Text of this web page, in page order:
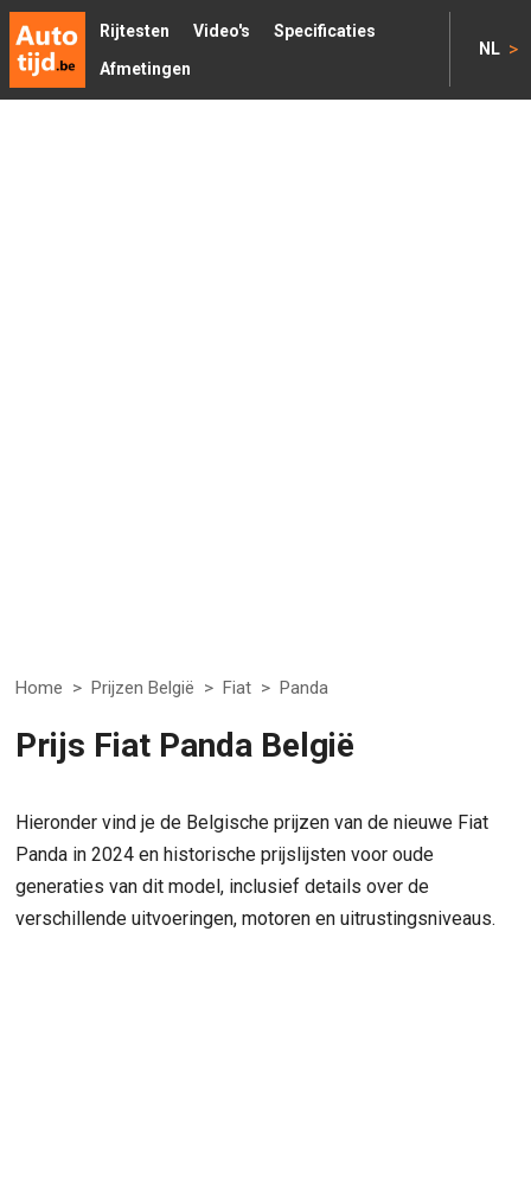
Rijtesten Video's
Specificaties
Afmetingen
NL >
Home > Prijzen België > Fiat > Panda
Prijs Fiat Panda België
Hieronder vind je de Belgische prijzen van de nieuwe Fiat
Panda in 2024 en historische prijslijsten voor oude
generaties van dit model, inclusief details over de
verschillende uitvoeringen, motoren en uitrustingsniveaus.